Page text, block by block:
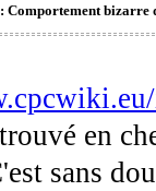
Comportement bizarre
en
sans